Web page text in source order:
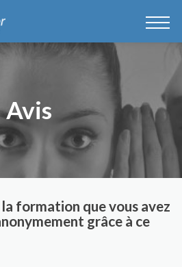
Avis
la formation que vous avez
grâce à ce